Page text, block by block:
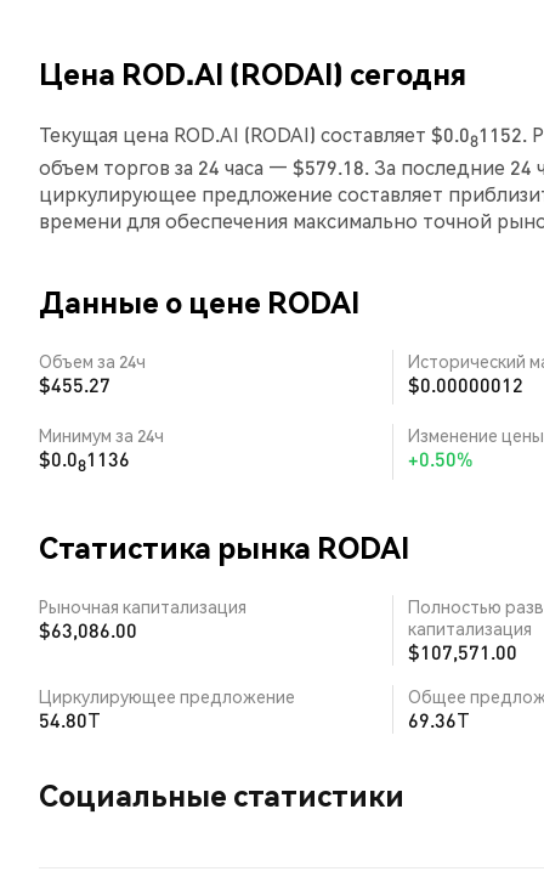
Цена ROD.AI (RODAI) сегодня
Текущая цена ROD.AI (RODAI) составляет $0.081152.
объем торгов за 24 часа — $579.18. За последние 24
циркулирующее предложение составляет
времени для обеспечения максимально точной
Данные о цене RODAI
Объем за 24ч
$455.27
Исторический
$0.00000012
Минимум за 24ч
$0.081136
Изменение цены
+0.50%
Статистика рынка RODAI
Рыночная капитализация
$63,086.00
Полностью
капитализация
$107,571.00
Циркулирующее предложение
54.80T
Общее
69.36T
Социальные статистики